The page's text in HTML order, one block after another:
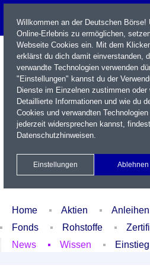
Name / WKN / ISIN / Kürzel
Xetra Realtime
Watchlist
Home Aktien Anleihen
Fonds
Rohstoffe
News
Wissen Einstieg
Willkommen an der Deutschen
Online-Erlebnis zu ermöglichen,
Webseite Cookies ein. Mit dem
erklärst du dich damit einverstanden,
verwandte Technologien verwenden
"Einstellungen" kannst du der
Dienste im Einzelnen zustimmen oder
Detaillierte Informationen und wie du
Cookies und verwandten
jederzeit widersprechen kannst,
Datenschutzhinweisen.
Einstellungen Ablehnen